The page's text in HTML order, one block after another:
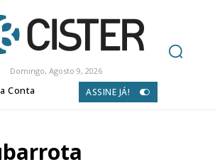
Domingo, Agosto 9, 2026
Conta ASSINE JÁ!